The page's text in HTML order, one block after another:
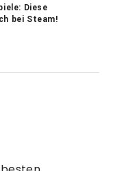
Diese
bei Steam!